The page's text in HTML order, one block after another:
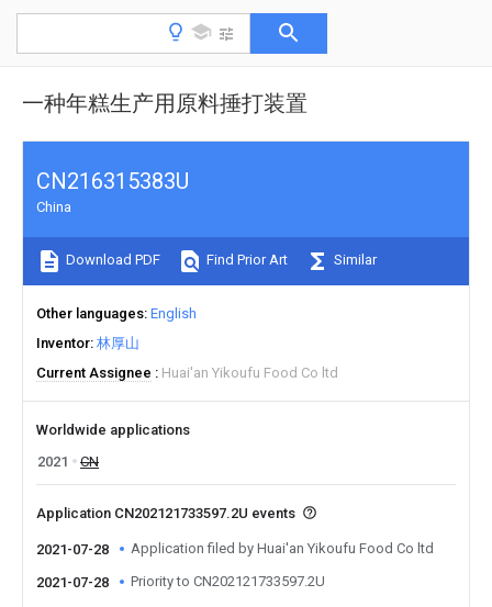
一种年糕生产用原料捶打装置
CN216315383U
China
Download PDF Find Prior Art Similar
Other languages English
Inventor 林厚山
Current Assignee
Huai'an Yikoufu Food Co ltd
Worldwide applications
2021
CN
Application CN202121733597.2U events
2021-07-28 Application filed by Huai'an Yikoufu Food Co ltd
2021-07-28 Priority to CN202121733597.2U